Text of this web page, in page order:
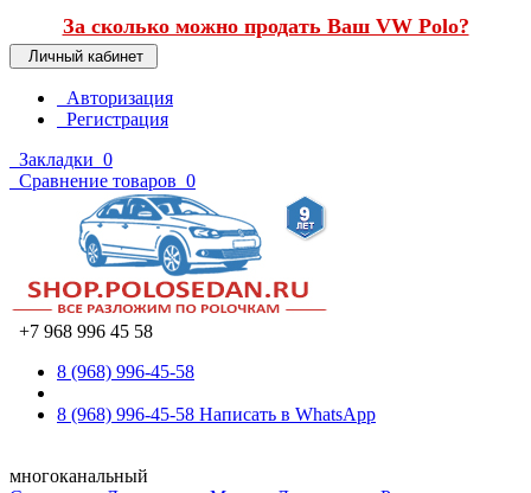
За сколько можно продать Ваш VW Polo?
Личный кабинет
Авторизация
Регистрация
Закладки 0
Сравнение товаров 0
+7 968 996 45 58
8 (968) 996-45-58
8 (968) 996-45-58 Написать в WhatsApp
многоканальный